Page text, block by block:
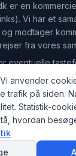
er en
Vi har et
modtager
fra vores
eventuelle
Rejser.dk — Din
website er
Læs mere på
Vi anvender
trafik på siden.
Statistik-
hvordan